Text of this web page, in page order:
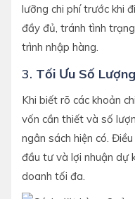
lưỡng chi phí trước khi
đầy đủ, tránh tình
trình nhập hàng.
3. Tối Ưu Số
Khi biết rõ các khoản
vốn cần thiết và số
ngân sách hiện có.
đầu tư và lợi nhuận dự
doanh tối đa.